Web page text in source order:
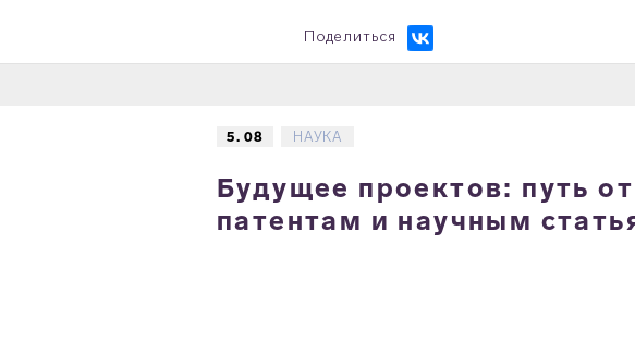
Поделиться
5. 08 НАУКА
Будущее проектов: путь
патентам и научным